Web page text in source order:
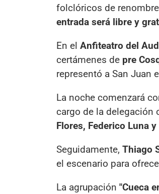
folclóricos de
entrada será libre y
En el Anfiteatro del
certámenes de pre
representó a San Juan
La noche comenzará
cargo de la delegación
Flores, Federico Luna
Seguidamente, Thiago
el escenario para
La agrupación "Cueca